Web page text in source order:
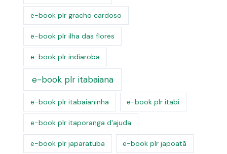
e-book plr gracho cardoso
e-book plr ilha das flores
e-book plr indiaroba
e-book plr itabaiana
e-book plr itabaianinha e-book plr itabi
e-book plr itaporanga d'ajuda
e-book plr japaratuba e-book plr japoatã